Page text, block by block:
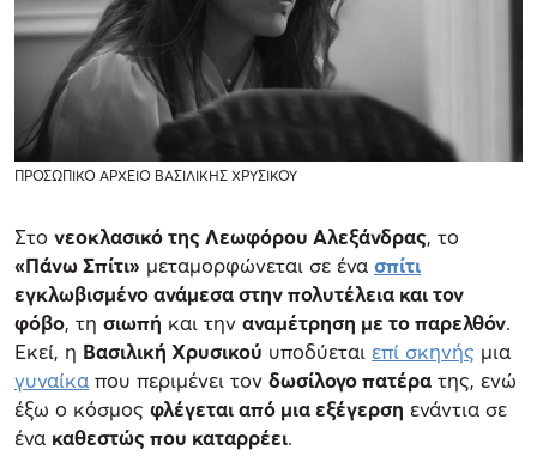
ΠΡΟΣΩΠΙΚΟ ΑΡΧΕΙΟ ΒΑΣΙΛΙΚΗΣ ΧΡΥΣΙΚΟΥ
Στο νεοκλασικό της Λεωφόρου Αλεξάνδρας, το
«Πάνω Σπίτι» μεταμορφώνεται σε ένα σπίτι
εγκλωβισμένο ανάμεσα στην πολυτέλεια και τον
φόβο, τη σιωπή και την αναμέτρηση με το παρελθόν.
Εκεί, η Βασιλική Χρυσικού υποδύεται επί σκηνής μια
γυναίκα που περιμένει τον δωσίλογο πατέρα της, ενώ
έξω ο κόσμος φλέγεται από μια εξέγερση ενάντια σε
ένα καθεστώς που καταρρέει.